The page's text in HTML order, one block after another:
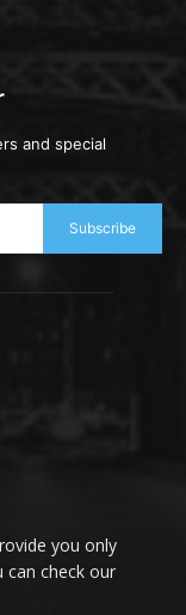
and special
Subscribe
you only
can check our